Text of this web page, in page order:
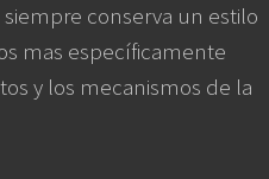
conserva un estilo
mas específicamente
y los mecanismos de la